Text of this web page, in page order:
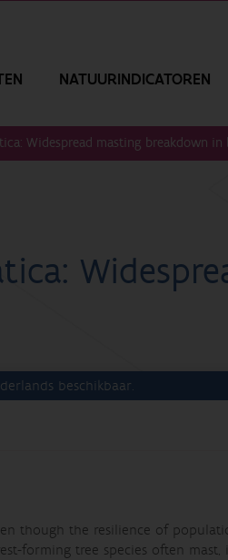
NATUURINDICATOREN
Widespread masting breakdown in
beschikbaar.
though the resilience of
forming tree species often mast,